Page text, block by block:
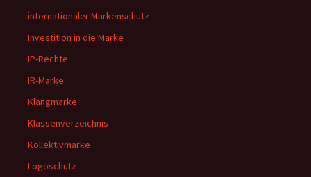
internationaler Markenschutz
Investition in die Marke
IP-Rechte
IR-Marke
Klangmarke
Klassenverzeichnis
Kollektivmarke
Logoschutz